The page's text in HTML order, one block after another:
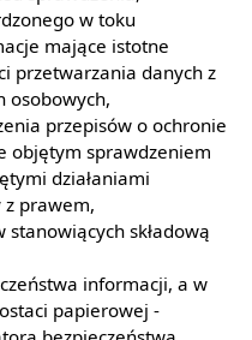
w toku
mające istotne
przetwarzania danych z
osobowych,
przepisów o ochronie
objętym sprawdzeniem
działaniami
z prawem,
stanowiących składową
informacji, a w
papierowej -